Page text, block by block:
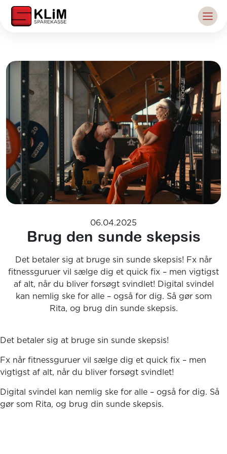
06.04.2025
Brug den sunde skepsis
Det betaler sig at bruge sin sunde skepsis! Fx når
fitnessguruer vil sælge dig et quick fix – men vigtigst
af alt, når du bliver forsøgt svindlet! Digital svindel
kan nemlig ske for alle – også for dig. Så gør som
Rita, og brug din sunde skepsis.
Det betaler sig at bruge sin sunde skepsis!
Fx når fitnessguruer vil sælge dig et quick fix – men
vigtigst af alt, når du bliver forsøgt svindlet!
Digital svindel kan nemlig ske for alle – også for dig. Så
gør som Rita, og brug din sunde skepsis.